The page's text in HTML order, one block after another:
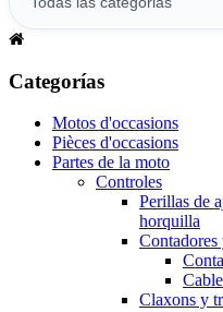
Categorías
Motos d'occasions
Pièces d'occasions
Partes de la moto
Controles
Perillas de
horquilla
Contadores
Claxons y